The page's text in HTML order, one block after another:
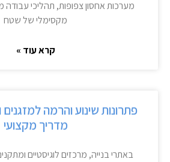
מערכות אחסון צפופות, תהליכי עבודה
מקסימלי של שטח
קרא עוד »
פתרונות שינוע והרמה למזגנים
מדריך מקצועי
באתרי בנייה, מרכזים לוגיסטיים